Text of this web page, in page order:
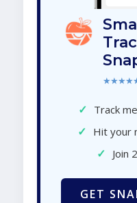
✓ Track
✓ Hit your
✓ Join
GET